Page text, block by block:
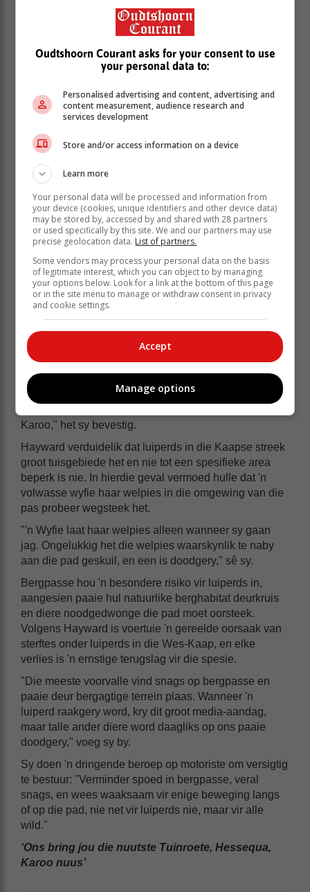
ook op 20 Februarie 'n luiperd in die pas gesien.
"Dit was 'n ongelooflike ervaring."
Volgens Jeannie Hayward, kommunikasie- en
mediabestuurder van die Cape Leopard Trust, is hulle
bewus van luiperdaktiwiteit in die Huisrivierpas-
omgewing. "Die gebied het in 2022 deel gevorm van
Karoo," het sy bevestig.
Hayward verduidelik dat luiperds in die Kaapse streek
groot tuisgebiede het en nie tot een spesifieke area
beperk is nie. In hierdie geval vermoed hulle dat 'n
volwasse wyfie haar welpies in die omgewing van die
pas probeer wegsteek het.
"'n Wyfie laat haar welpies alleen wanneer sy gaan
jag. Ongelukkig het die welpies waarskynlik te naby
aan die pad geskuil, en een is doodgery," sê sy.
Bergpasse hou 'n besondere risiko vir luiperds in,
aangesien paaie hul natuurlike berghabitat deurkruis
en diere noodgedwonge die pad moet oorsteek.
Volgens Hayward is voertuie 'n gereelde oorsaak van
sterftes onder luiperds in die Wes-Kaap, en elke
verlies is 'n ernstige terugslag vir die spesie.
"Die meeste voorvalle vind snags op bergpasse en
paaie deur bergagtige terrein plaas. Wanneer 'n
luiperd raakgery word, kry dit groot media-aandag,
maar talle ander diere word daagliks op ons paaie
doodgery," voeg sy by.
Sy doen 'n dringende beroep op motoriste om versigtig
te bestuur: "Verminder spoed in bergpasse, veral
snags, en wees waaksaam vir enige beweging langs
of op die pad, nie net vir luiperds nie, maar vir alle
wild."
‘Ons bring jou die nuutste Tuinroete, Hessequa,
Karoo nuus’
Oudtshoorn Courant asks for your consent to use
your personal data to:
Personalised advertising and content, advertising and
content measurement, audience research and
services development
Store and/or access information on a device
Learn more
Your personal data will be processed and information from
your device (cookies, unique identifiers and other device data)
may be stored by, accessed by and shared with 28 partners
or used specifically by this site. We and our partners may use
precise geolocation data. List of partners.
Some vendors may process your personal data on the basis
of legitimate interest, which you can object to by managing
your options below. Look for a link at the bottom of this page
or in the site menu to manage or withdraw consent in privacy
and cookie settings.
Accept
Manage options